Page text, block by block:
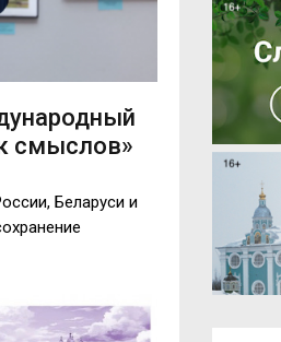
смыслов»
Беларуси и